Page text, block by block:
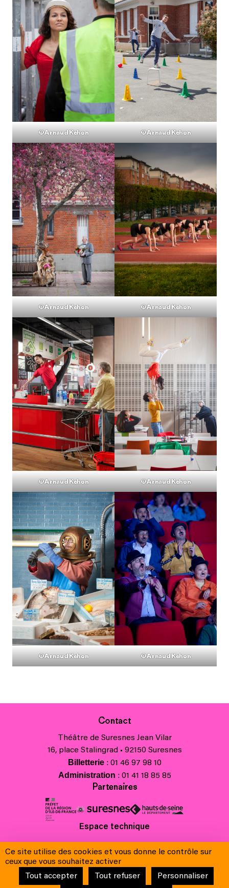
©Arnaud Kehon ©Arnaud Kehon
©Arnaud Kehon ©Arnaud Kehon
©Arnaud Kehon ©Arnaud Kehon
©Arnaud Kehon ©Arnaud Kehon
Contact
Théâtre de Suresnes Jean Vilar
16, place Stalingrad • 92150 Suresnes
Billetterie: 01 46 97 98 10
Administration : 01 41 18 85 85
Partenaires
Espace technique
Contacts
Crédits
Mentions légales & Charte de protection des données
Ce site utilise des cookies et vous donne le contrôle sur
ceux que vous souhaitez activer
Tout accepter
Tout refuser Personnaliser